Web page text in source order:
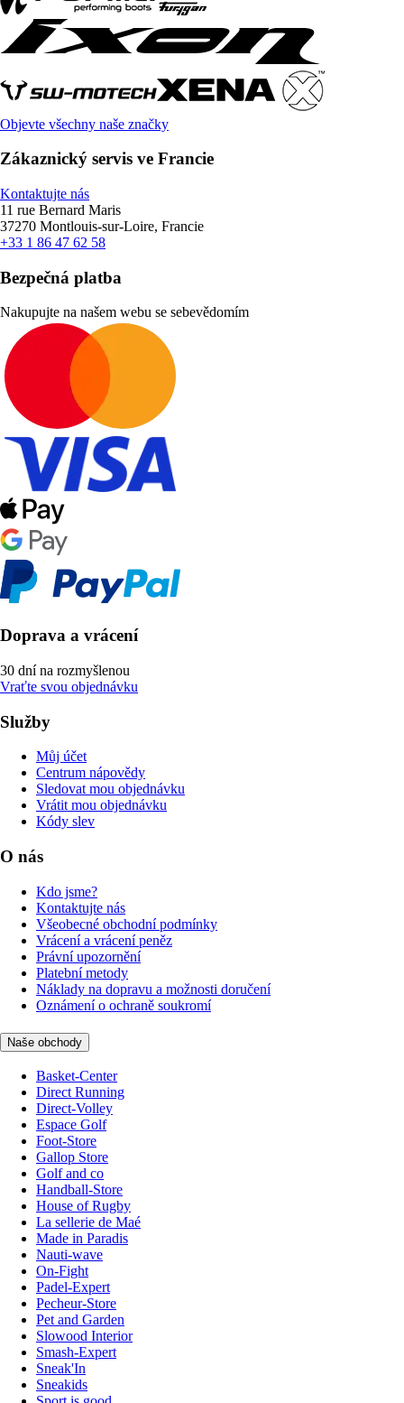
Objevte všechny naše značky
Zákaznický servis ve Francie
Kontaktujte nás
11 rue Bernard Maris
37270 Montlouis-sur-Loire, Francie
+33 1 86 47 62 58
Bezpečná platba
Nakupujte na našem webu se sebevědomím
Doprava a vrácení
30 dní na rozmyšlenou
Vraťte svou objednávku
Služby
Můj účet
Centrum nápovědy
Sledovat mou objednávku
Vrátit mou objednávku
Kódy slev
O nás
Kdo jsme?
Kontaktujte nás
Všeobecné obchodní podmínky
Vrácení a vrácení peněz
Právní upozornění
Platební metody
Náklady na dopravu a možnosti doručení
Oznámení o ochraně soukromí
Naše obchody
Basket-Center
Direct Running
Direct-Volley
Espace Golf
Foot-Store
Gallop Store
Golf and co
Handball-Store
House of Rugby
La sellerie de Maé
Made in Paradis
Nauti-wave
On-Fight
Padel-Expert
Pecheur-Store
Pet and Garden
Slowood Interior
Smash-Expert
Sneak'In
Sneakids